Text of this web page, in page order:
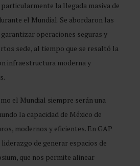
la llegada masiva de
el Mundial. Se abordaron las
operaciones seguras y
sede, al tiempo que se resaltó la
infraestructura moderna y
el Mundial siempre serán una
la capacidad de México de
modernos y eficientes. En GAP
de generar espacios de
que nos permite alinear